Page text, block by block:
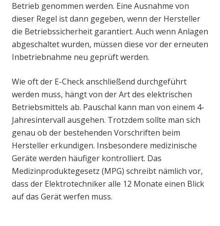
Betrieb genommen werden. Eine Ausnahme von
dieser Regel ist dann gegeben, wenn der Hersteller
die Betriebssicherheit garantiert. Auch wenn Anlagen
abgeschaltet wurden, müssen diese vor der erneuten
Inbetriebnahme neu geprüft werden.
Wie oft der E-Check anschließend durchgeführt
werden muss, hängt von der Art des elektrischen
Betriebsmittels ab. Pauschal kann man von einem 4-
Jahresintervall ausgehen. Trotzdem sollte man sich
genau ob der bestehenden Vorschriften beim
Hersteller erkundigen. Insbesondere medizinische
Geräte werden häufiger kontrolliert. Das
Medizinproduktegesetz (MPG) schreibt nämlich vor,
dass der Elektrotechniker alle 12 Monate einen Blick
auf das Gerät werfen muss.